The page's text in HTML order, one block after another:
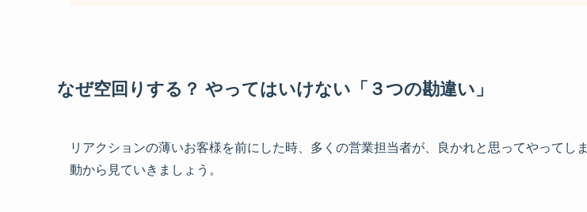
なぜ空回りする？ やってはいけない「３つの勘違い」
リアクションの薄いお客様を前にした時、多くの営業担当者が、良かれと思ってやって
動から見ていきましょう。